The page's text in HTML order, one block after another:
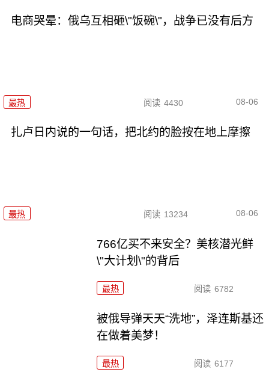
电商哭晕：俄乌互相砸\"饭碗\"，战争已没有后方
最热 阅读 4430 08-06
扎卢日内说的一句话，把北约的脸按在地上摩擦
最热 阅读 13234 08-06
766亿买不来安全？美核潜光鲜
\"大计划\"的背后
最热 阅读 6782
被俄导弹天天“洗地”，泽连斯基还
在做着美梦！
最热 阅读 6177